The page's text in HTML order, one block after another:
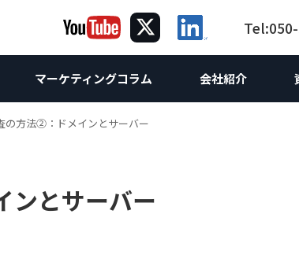
支援
Webサイト制作
Webコンサルティング
マーケティングコラム
海外Webマーケティング
世界の製造業
会社紹介
ホワイトペーパー
調査レポート
お問合せ
の方法②：ドメインとサーバー
ンとサーバー